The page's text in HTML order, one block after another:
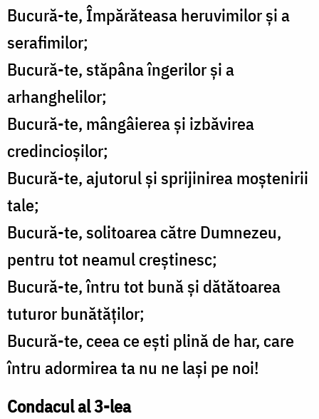
Bucură-te, Împărăteasa heruvimilor şi a
serafimilor;
Bucură-te, stăpâna îngerilor şi a
arhanghelilor;
Bucură-te, mângâierea şi izbăvirea
credincioşilor;
Bucură-te, ajutorul şi sprijinirea moştenirii
tale;
Bucură-te, solitoarea către Dumnezeu,
pentru tot neamul creştinesc;
Bucură-te, întru tot bună şi dătătoarea
tuturor bunătăţilor;
Bucură-te, ceea ce eşti plină de har, care
întru adormirea ta nu ne laşi pe noi!
Condacul al 3-lea